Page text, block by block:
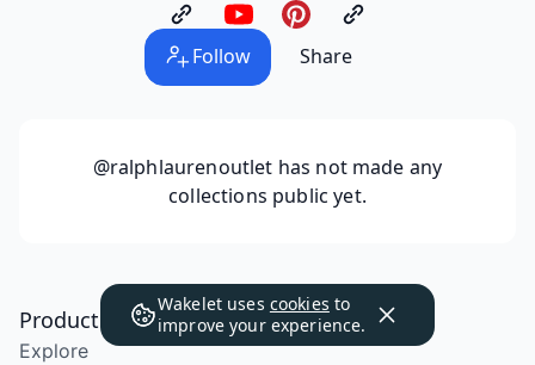
Follow Share
@ralphlaurenoutlet has not made any
collections public yet.
Wakelet uses cookies to
improve your experience.
Product
Explore